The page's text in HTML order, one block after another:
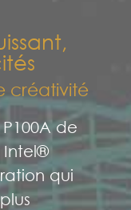
créativité
de
Intel®
qui